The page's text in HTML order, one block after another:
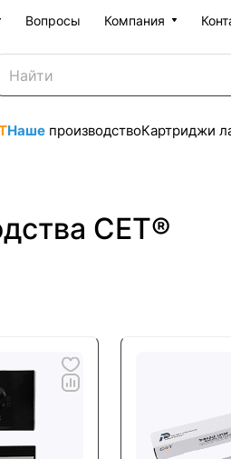
Вопросы Компания
Наше производствоКартриджи
CET®